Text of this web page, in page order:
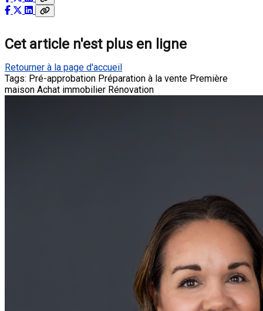
Cet article n'est plus en ligne
Retourner à la page d'accueil
Tags: Pré-approbation Préparation à la vente Première
maison Achat immobilier Rénovation